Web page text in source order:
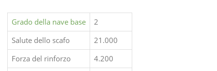
Grado della nave base
2
Salute dello scafo
21.000
Forza del rinforzo
4.200